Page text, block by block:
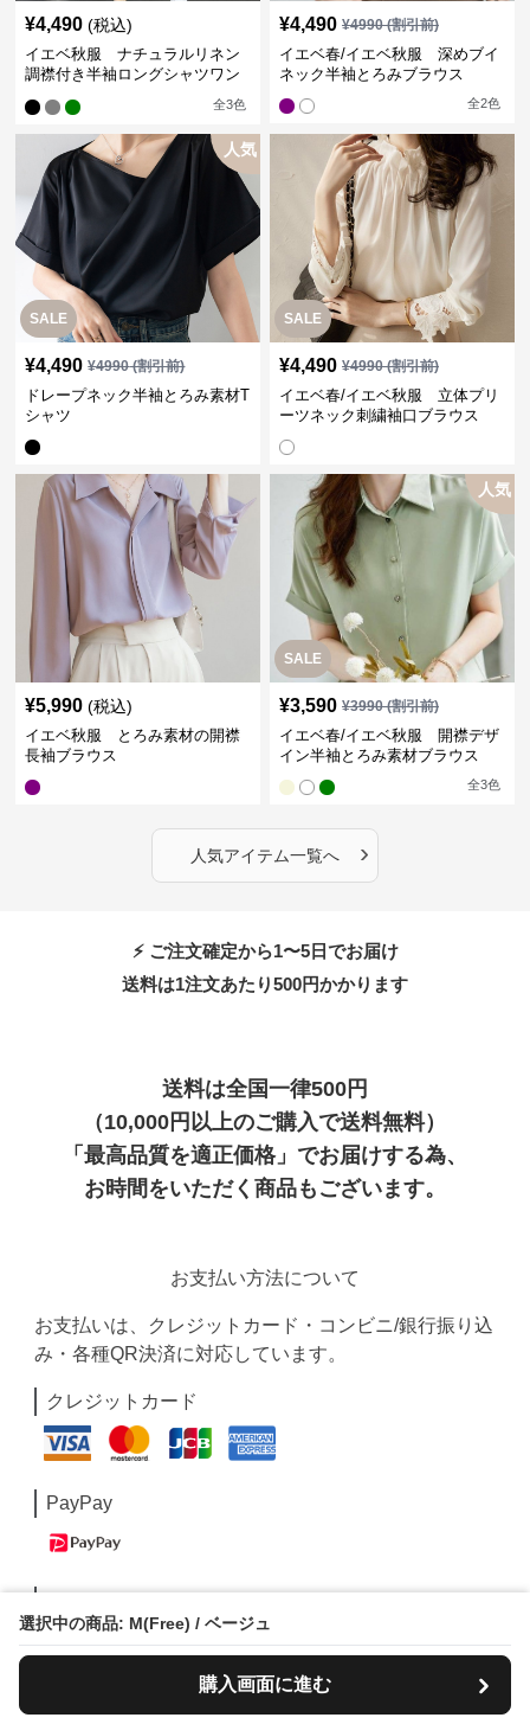
選択中の商品: M(Free) / ベージュ
購入画面に進む
¥4,490 (税込)
イエベ秋服 ナチュラルリネン
調襟付き半袖ロングシャツワン
全3色
¥4,490 ¥4990(割引前)
イエベ春/イエベ秋服 深めブイ
ネック半袖とろみブラウス
全2色
SALE
人気
¥4,490 ¥4990(割引前)
ドレープネック半袖とろみ素材T
シャツ
SALE
¥4,490 ¥4990(割引前)
イエベ春/イエベ秋服 立体プリ
ーツネック刺繍袖口ブラウス
¥5,990 (税込)
イエベ秋服 とろみ素材の開襟
長袖ブラウス
SALE
人気
¥3,590 ¥3990(割引前)
イエベ春/イエベ秋服 開襟デザ
イン半袖とろみ素材ブラウス
全3色
人気アイテム一覧へ ›
⚡ ご注文確定から1〜5日でお届け
送料は1注文あたり500円かかります
送料は全国一律500円
（10,000円以上のご購入で送料無料）
「最高品質を適正価格」でお届けする為、
お時間をいただく商品もございます。
お支払い方法について
お支払いは、クレジットカード・コンビニ/銀行振り込
み・各種QR決済に対応しています。
クレジットカード
PayPay